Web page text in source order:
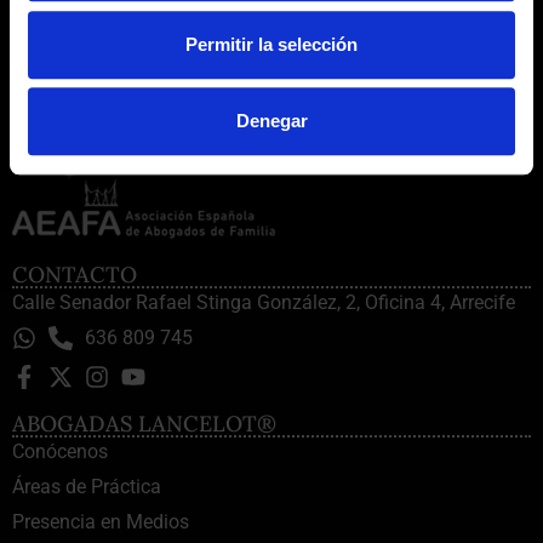
Permitir la selección
Denegar
CONTACTO
Calle Senador Rafael Stinga González, 2, Oficina 4, Arrecife
636 809 745
ABOGADAS LANCELOT®
Conócenos
Áreas de Práctica
Presencia en Medios